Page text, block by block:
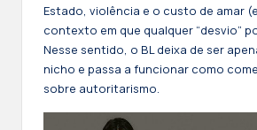
Estado, violência e o custo de amar
contexto em que qualquer “desvio”
Nesse sentido, o BL deixa de ser
nicho e passa a funcionar como
sobre autoritarismo.